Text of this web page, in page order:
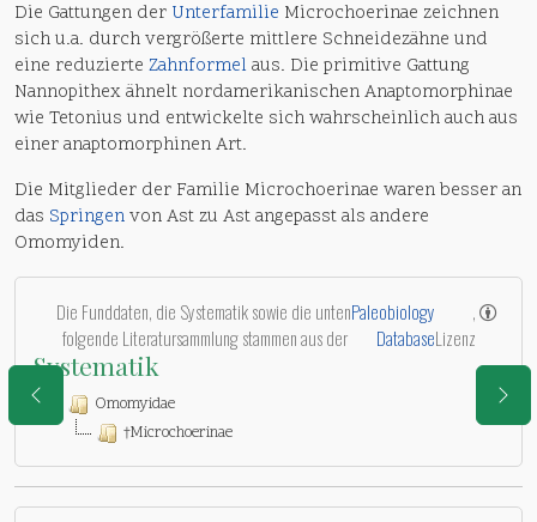
Die Gattungen der Unterfamilie Microchoerinae zeichnen
sich u.a. durch vergrößerte mittlere Schneidezähne und
eine reduzierte Zahnformelaus. Die primitive Gattung
Nannopithex ähnelt nordamerikanischen Anaptomorphinae
wie Tetonius und entwickelte sich wahrscheinlich auch aus
einer anaptomorphinen Art.
Die Mitglieder der Familie Microchoerinae waren besser an
das Springenvon Ast zu Ast angepasst als andere
Omomyiden.
Die Funddaten, die Systematik sowie die unten
folgende Literatursammlung stammen aus der
Paleobiology
Database
,
Lizenz
Systematik
Omomyidae
†Microchoerinae